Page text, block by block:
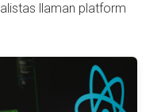
llaman platform